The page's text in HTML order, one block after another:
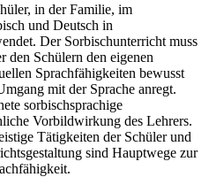
in der Familie, im
und Deutsch in
Der Sorbischunterricht muss
den Schülern den eigenen
Sprachfähigkeiten bewusst
mit der Sprache anregt.
sorbischsprachige
Vorbildwirkung des Lehrers.
Tätigkeiten der Schüler und
sind Hauptwege zur